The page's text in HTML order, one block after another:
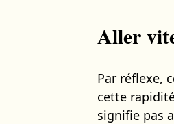
Aller
Par réflexe,
cette
signifie pas